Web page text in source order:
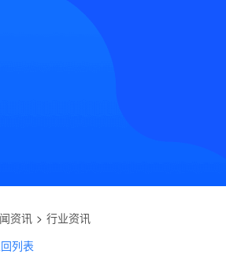
资讯
行业资讯
列表